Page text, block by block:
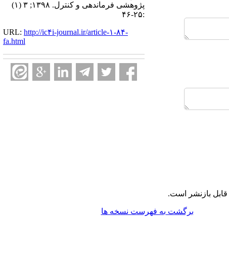
پژوهشی فرماندهی و کنترل. ۱۳۹۸; ۳ (۱)
:۲۵-۴۶
URL: http://ic۴i-journal.ir/article-۱-۸۴-
fa.html
قابل بازنشر است.
برگشت به فهرست نسخه ها